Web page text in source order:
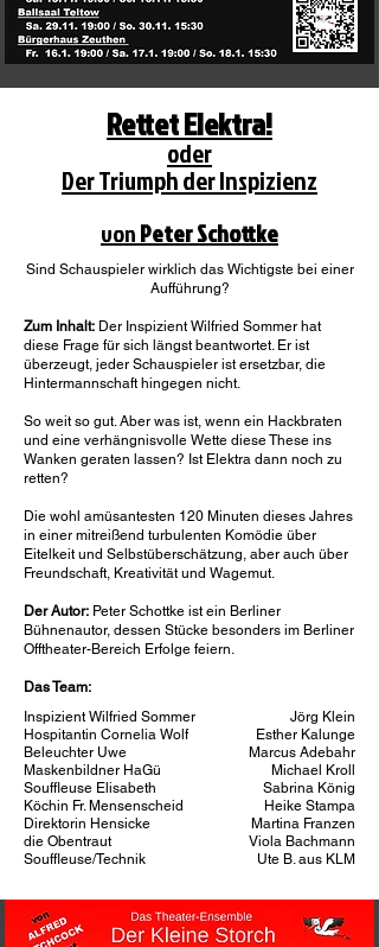
Rettet Elektra!
oder
Der Triumph der Inspizienz
vonPeter Schottke
​Sind Schauspieler wirklich das Wichtigste bei einer
Aufführung?
Zum Inhalt: Der Inspizient Wilfried Sommer hat
diese Frage für sich längst beantwortet. Er ist
überzeugt, jeder Schauspieler ist ersetzbar, die
Hintermannschaft hingegen nicht.
So weit so gut. Aber was ist, wenn ein Hackbraten
und eine verhängnisvolle Wette diese These ins
Wanken geraten lassen? Ist Elektra dann noch zu
retten?
Die wohl amüsantesten 120 Minuten dieses Jahres
in einer mitreißend turbulenten Komödie über
Eitelkeit und Selbstüberschätzung, aber auch über
Freundschaft, Kreativität und Wagemut.
Der Autor: Peter Schottke ist ein Berliner
Bühnenautor, dessen Stücke besonders im Berliner
Offtheater-Bereich Erfolge feiern.
Das Team:
Inspizient Wilfried Sommer
Hospitantin Cornelia Wolf
Beleuchter Uwe
Maskenbildner HaGü
Souffleuse Elisabeth
Köchin Fr. Mensenscheid
Direktorin Hensicke
die Obentraut
Souffleuse/Technik
Jörg Klein
Esther Kalunge
Marcus Adebahr
Michael Kroll
Sabrina König
Heike Stampa
Martina Franzen
Viola Bachmann
Ute B. aus KLM